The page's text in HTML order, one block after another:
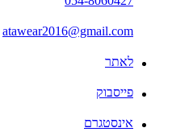
atawear2016@gmail.com
לאתר
פייסבוק
אינסטגרם